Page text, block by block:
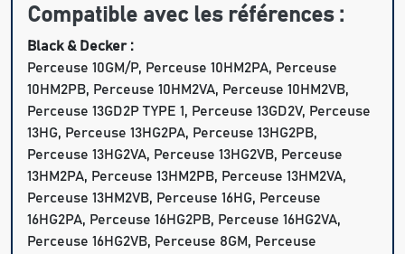
Compatible avec les références :
Black & Decker :
Perceuse 10GM/P, Perceuse 10HM2PA, Perceuse
10HM2PB, Perceuse 10HM2VA, Perceuse 10HM2VB,
Perceuse 13GD2P TYPE 1, Perceuse 13GD2V, Perceuse
13HG, Perceuse 13HG2PA, Perceuse 13HG2PB,
Perceuse 13HG2VA, Perceuse 13HG2VB, Perceuse
13HM2PA, Perceuse 13HM2PB, Perceuse 13HM2VA,
Perceuse 13HM2VB, Perceuse 16HG, Perceuse
16HG2PA, Perceuse 16HG2PB, Perceuse 16HG2VA,
Perceuse 16HG2VB, Perceuse 8GM, Perceuse